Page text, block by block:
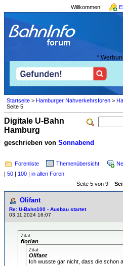
Willkommen!
*
Startseite > Hamburger Nahverkehrsforen >
Seite 5
Digitale U-Bahn
Hamburg
geschrieben von Sonnabend
Forenliste Themenübersicht
| 50 | 100 | in allen Foren
Seite 5 von 9
Olifant
Re: U-Bahn100 - Ausbau startet
03.11.2024 16:07
Zitat
flor!an
Zitat
Olifant
Ich wusste gar nicht, dass die schon